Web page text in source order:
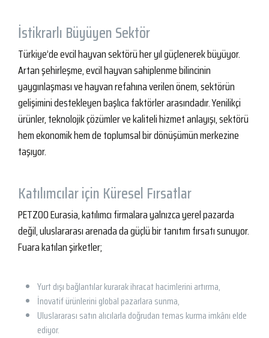
İstikrarlı Büyüyen Sektör
Türkiye’de evcil hayvan sektörü her yıl güçlenerek büyüyor.
Artan şehirleşme, evcil hayvan sahiplenme bilincinin
yaygınlaşması ve hayvan refahına verilen önem, sektörün
gelişimini destekleyen başlıca faktörler arasındadır. Yenilikçi
ürünler, teknolojik çözümler ve kaliteli hizmet anlayışı, sektörü
hem ekonomik hem de toplumsal bir dönüşümün merkezine
taşıyor.
Katılımcılar için Küresel Fırsatlar
PETZOO Eurasia, katılımcı firmalara yalnızca yerel pazarda
değil, uluslararası arenada da güçlü bir tanıtım fırsatı sunuyor.
Fuara katılan şirketler;
Yurt dışı bağlantılar kurarak ihracat hacimlerini artırma,
İnovatif ürünlerini global pazarlara sunma,
Uluslararası satın alıcılarla doğrudan temas kurma imkânı elde
ediyor.